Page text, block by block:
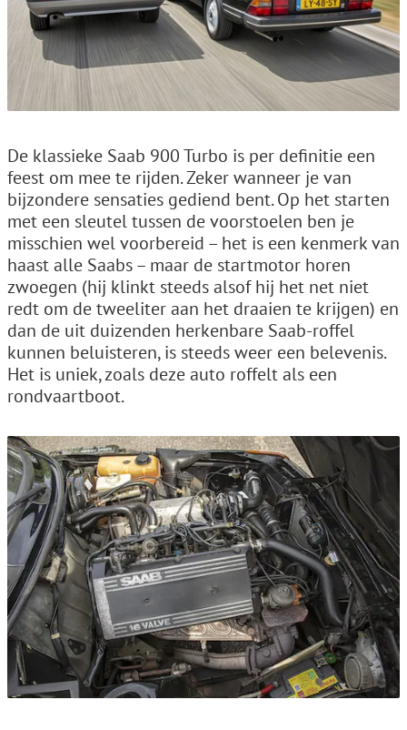
De klassieke Saab 900 Turbo is per definitie een
feest om mee te rijden. Zeker wanneer je van
bijzondere sensaties gediend bent. Op het starten
met een sleutel tussen de voorstoelen ben je
misschien wel voorbereid – het is een kenmerk van
haast alle Saabs – maar de startmotor horen
zwoegen (hij klinkt steeds alsof hij het net niet
redt om de tweeliter aan het draaien te krijgen) en
dan de uit duizenden herkenbare Saab-roffel
kunnen beluisteren, is steeds weer een belevenis.
Het is uniek, zoals deze auto roffelt als een
rondvaartboot.